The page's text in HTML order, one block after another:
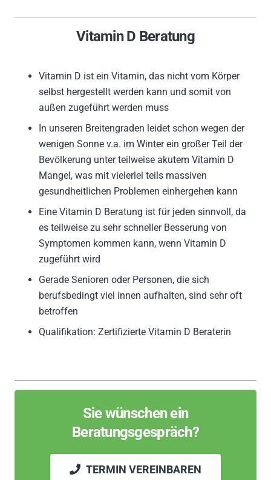
Vitamin D Beratung
Vitamin D ist ein Vitamin, das nicht vom Körper
selbst hergestellt werden kann und somit von
außen zugeführt werden muss
In unseren Breitengraden leidet schon wegen der
wenigen Sonne v.a. im Winter ein großer Teil der
Bevölkerung unter teilweise akutem Vitamin D
Mangel, was mit vielerlei teils massiven
gesundheitlichen Problemen einhergehen kann
Eine Vitamin D Beratung ist für jeden sinnvoll, da
es teilweise zu sehr schneller Besserung von
Symptomen kommen kann, wenn Vitamin D
zugeführt wird
Gerade Senioren oder Personen, die sich
berufsbedingt viel innen aufhalten, sind sehr oft
betroffen
Qualifikation: Zertifizierte Vitamin D Beraterin
Sie wünschen ein
Beratungsgespräch?
TERMIN VEREINBAREN